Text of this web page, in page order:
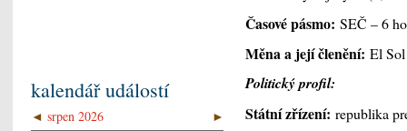
Časové pásmo: SEČ – 6
Měna a její členění: El
Politický profil:
Státní zřízení: republika
kalendář událostí
◄ ►
srpen 2026